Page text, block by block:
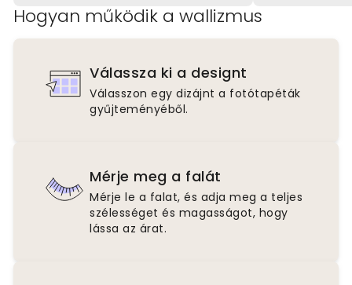
Hogyan működik a wallizmus
Válassza ki a designt
Válasszon egy dizájnt a fotótapéták
gyűjteményéből.
Mérje meg a falát
Mérje le a falat, és adja meg a teljes
szélességet és magasságot, hogy
lássa az árat.